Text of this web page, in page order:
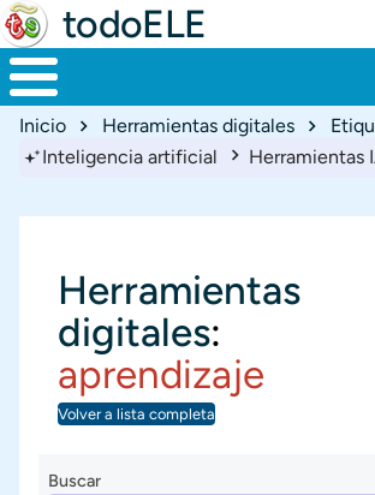
todoELE
Ruta de navegación
Inicio Herramientas digitales
Inteligencia artificial
Herramientas
Herramientas
digitales:
aprendizaje
Volver a lista completa
Buscar